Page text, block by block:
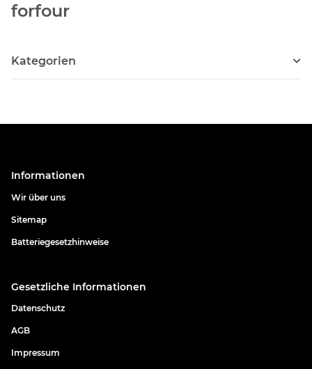
forfour
Kategorien
Informationen
Wir über uns
Sitemap
Batteriegesetzhinweise
Gesetzliche Informationen
Datenschutz
AGB
Impressum